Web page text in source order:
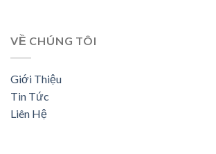
VỀ CHÚNG TÔI
Giới Thiệu
Tin Tức
Liên Hệ